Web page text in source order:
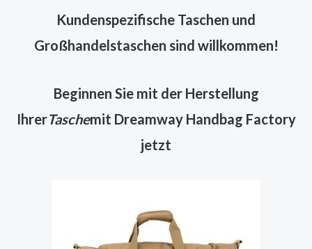
Kundenspezifische Taschen und
Großhandelstaschen sind willkommen!
Beginnen Sie mit der Herstellung
IhrerTaschemit Dreamway Handbag Factory
jetzt